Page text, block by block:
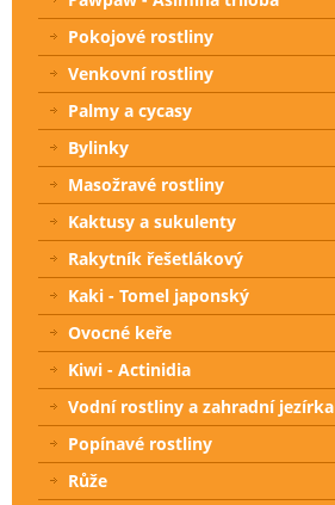
Pokojové rostliny
Venkovní rostliny
Palmy a cycasy
Bylinky
Masožravé rostliny
Kaktusy a sukulenty
Rakytník řešetlákový
Kaki - Tomel japonský
Ovocné keře
Kiwi - Actinidia
Vodní rostliny a zahradní jezírka
Popínavé rostliny
Růže